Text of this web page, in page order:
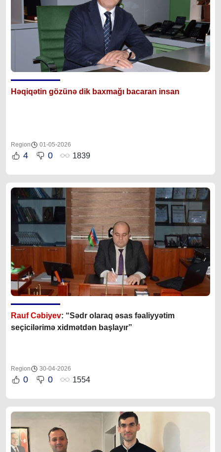
Həqiqətin gözünə dik baxmağı bacaran insan
Region 01-05-2026
4 0 1839
Rauf Cəbiyev: “Sədr olaraq əsas fəaliyyətim
seçicilərimə xidmətdən başlayır”
Region 30-04-2026
0 0 1554